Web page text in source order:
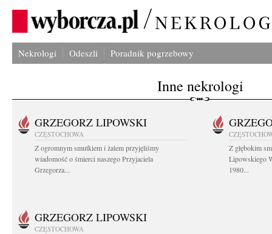
Nekrologi Odeszli Poradnik pogrzebowy
Inne nekrologi
GRZEGORZ LIPOWSKI
CZĘSTOCHOWA
Z ogromnym smutkiem i żalem przyjęliśmy
wiadomość o śmierci naszego Przyjaciela
Grzegorza...
Z głębokim
Lipowskiego
1980...
GRZEGORZ LIPOWSKI
CZĘSTOCHOWA